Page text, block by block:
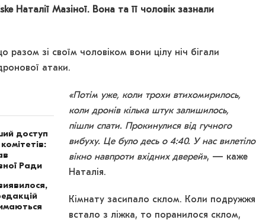
Наталії Мазіної. Вона та її чоловік зазнали
разом зі своїм чоловіком вони цілу ніч бігали
атаки.
доступ
Ради
«Потім уже, коли трохи втихомирилось,
коли дронів кілька штук залишилось,
пішли спати. Прокинулися від гучного
вибуху. Це було десь о 4:40. У нас вилетіло
вікно навпроти вхідних дверей», — каже
Наталія.
Кімнату засипало склом. Коли подружжя
встало з ліжка, то поранилося склом,